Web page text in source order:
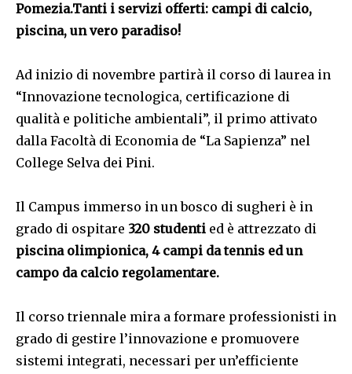
Pomezia.Tanti i servizi offerti: campi di calcio,
piscina, un vero paradiso!
Ad inizio di novembre partirà il corso di laurea in
“Innovazione tecnologica, certificazione di
qualità e politiche ambientali”, il primo attivato
dalla Facoltà di Economia de “La Sapienza” nel
College Selva dei Pini.
Il Campus immerso in un bosco di sugheri è in
grado di ospitare 320 studenti ed è attrezzato di
piscina olimpionica, 4 campi da tennis ed un
campo da calcio regolamentare.
Il corso triennale mira a formare professionisti in
grado di gestire l’innovazione e promuovere
sistemi integrati, necessari per un’efficiente